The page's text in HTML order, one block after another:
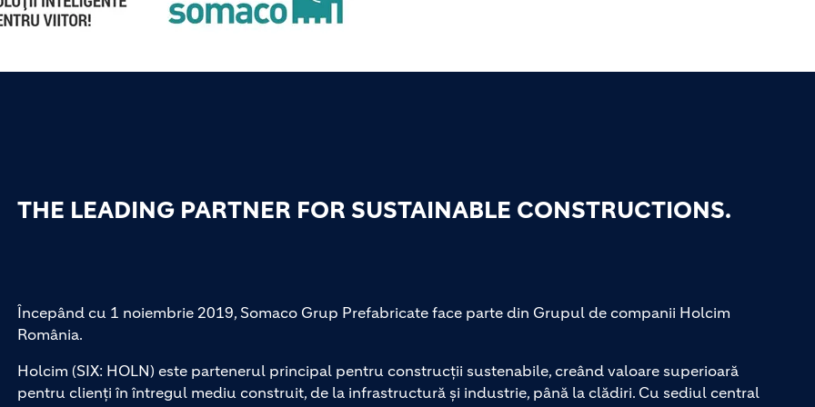
THE LEADING PARTNER FOR SUSTAINABLE CONSTRUCTIONS.
Începând cu 1 noiembrie 2019, Somaco Grup Prefabricate face parte din Grupul de companii Holcim
România.
Holcim (SIX: HOLN) este partenerul principal pentru construcții sustenabile, creând valoare superioară
pentru clienți în întregul mediu construit, de la infrastructură și industrie, până la clădiri. Cu sediul central